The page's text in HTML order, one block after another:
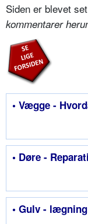
Siden er blevet
kommentarer
• Vægge -
• Døre -
• Gulv -